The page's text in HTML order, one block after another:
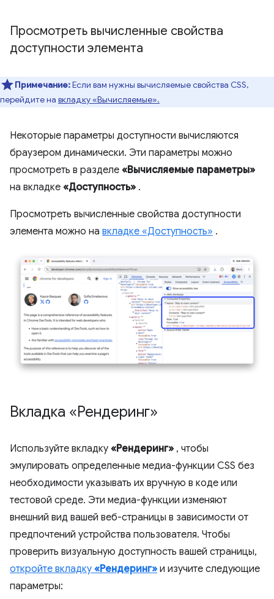
Просмотреть вычисленные свойства
доступности элемента
Примечание:Если вам нужны вычисляемые свойства CSS,
перейдите на вкладку «Вычисляемые».
Некоторые параметры доступности вычисляются
браузером динамически. Эти параметры можно
просмотреть в разделе «Вычисляемые параметры»
на вкладке «Доступность» .
Просмотреть вычисленные свойства доступности
элемента можно на вкладке «Доступность» .
Вкладка «Рендеринг»
Используйте вкладку «Рендеринг» , чтобы
эмулировать определенные медиа-функции CSS без
необходимости указывать их вручную в коде или
тестовой среде. Эти медиа-функции изменяют
внешний вид вашей веб-страницы в зависимости от
предпочтений устройства пользователя. Чтобы
проверить визуальную доступность вашей страницы,
откройте вкладку «Рендеринг» и изучите следующие
параметры: